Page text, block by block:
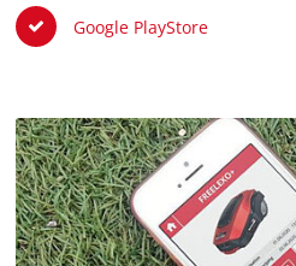
Google PlayStore